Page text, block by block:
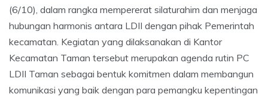
(6/10), dalam rangka mempererat silaturahim dan menjaga
hubungan harmonis antara LDII dengan pihak Pemerintah
kecamatan. Kegiatan yang dilaksanakan di Kantor
Kecamatan Taman tersebut merupakan agenda rutin PC
LDII Taman sebagai bentuk komitmen dalam membangun
komunikasi yang baik dengan para pemangku kepentingan